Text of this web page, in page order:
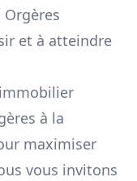
Orgères
et à atteindre
à la
maximiser
vous invitons